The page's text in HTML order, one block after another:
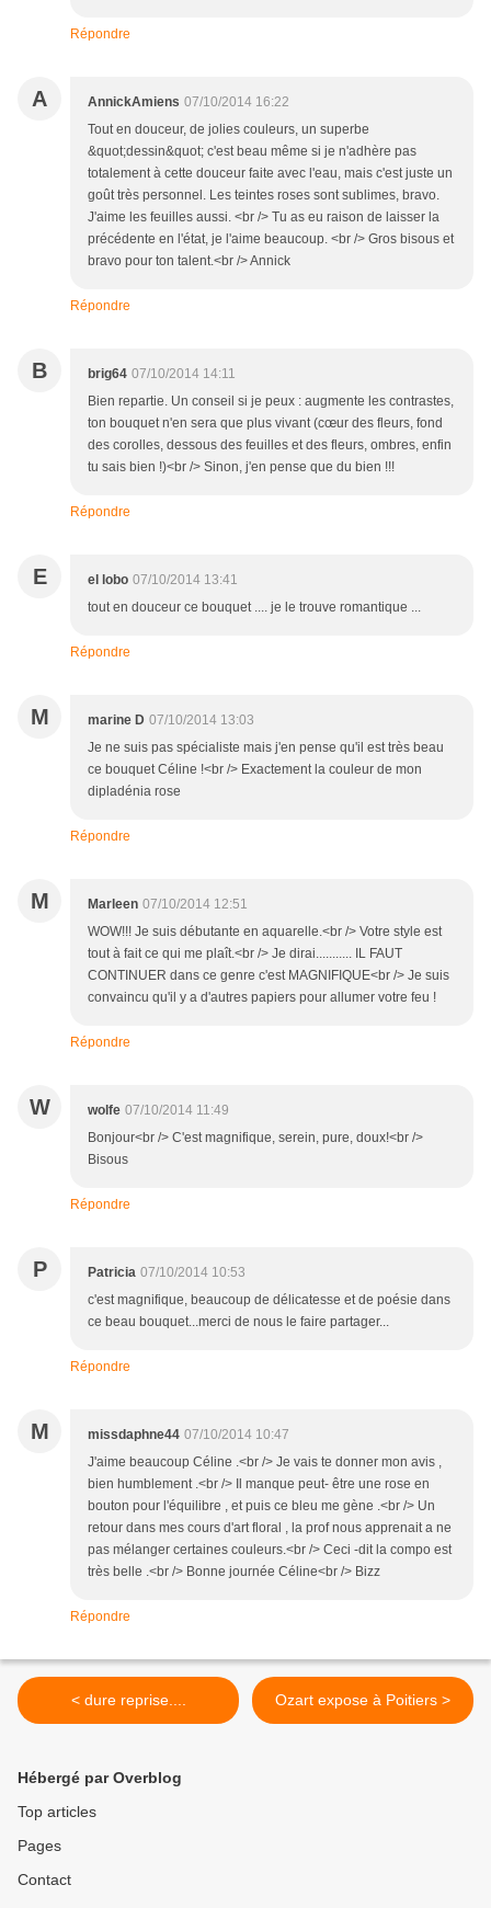
Répondre
A AnnickAmiens 07/10/2014 16:22
Tout en douceur, de jolies couleurs, un superbe
&quot;dessin&quot; c'est beau même si je n'adhère pas
totalement à cette douceur faite avec l'eau, mais c'est juste un
goût très personnel. Les teintes roses sont sublimes, bravo.
J'aime les feuilles aussi. <br /> Tu as eu raison de laisser la
précédente en l'état, je l'aime beaucoup. <br /> Gros bisous et
bravo pour ton talent.<br /> Annick
Répondre
B brig64 07/10/2014 14:11
Bien repartie. Un conseil si je peux : augmente les contrastes,
ton bouquet n'en sera que plus vivant (cœur des fleurs, fond
des corolles, dessous des feuilles et des fleurs, ombres, enfin
tu sais bien !)<br /> Sinon, j'en pense que du bien !!!
Répondre
E el lobo 07/10/2014 13:41
tout en douceur ce bouquet .... je le trouve romantique ...
Répondre
M marine D 07/10/2014 13:03
Je ne suis pas spécialiste mais j'en pense qu'il est très beau
ce bouquet Céline !<br /> Exactement la couleur de mon
dipladénia rose
Répondre
M Marleen 07/10/2014 12:51
WOW!!! Je suis débutante en aquarelle.<br /> Votre style est
tout à fait ce qui me plaît.<br /> Je dirai........... IL FAUT
CONTINUER dans ce genre c'est MAGNIFIQUE<br /> Je suis
convaincu qu'il y a d'autres papiers pour allumer votre feu !
Répondre
W wolfe 07/10/2014 11:49
Bonjour<br /> C'est magnifique, serein, pure, doux!<br />
Bisous
Répondre
P Patricia 07/10/2014 10:53
c'est magnifique, beaucoup de délicatesse et de poésie dans
ce beau bouquet...merci de nous le faire partager...
Répondre
M missdaphne44 07/10/2014 10:47
J'aime beaucoup Céline .<br /> Je vais te donner mon avis ,
bien humblement .<br /> Il manque peut- être une rose en
bouton pour l'équilibre , et puis ce bleu me gène .<br /> Un
retour dans mes cours d'art floral , la prof nous apprenait a ne
pas mélanger certaines couleurs.<br /> Ceci -dit la compo est
très belle .<br /> Bonne journée Céline<br /> Bizz
Répondre
< dure reprise.... Ozart expose à Poitiers >
Hébergé par Overblog
Top articles
Pages
Contact